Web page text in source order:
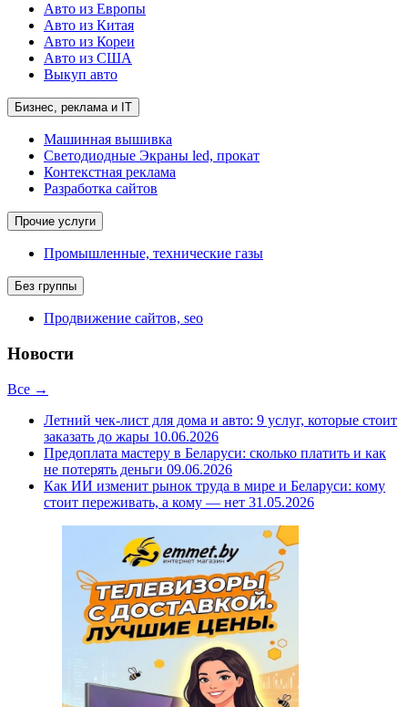
Авто из Европы
Авто из Китая
Авто из Кореи
Авто из США
Выкуп авто
Бизнес, реклама и IT
Машинная вышивка
Светодиодные Экраны led, прокат
Контекстная реклама
Разработка сайтов
Прочие услуги
Промышленные, технические газы
Без группы
Продвижение сайтов, seo
Новости
Все →
Летний чек-лист для дома и авто: 9 услуг, которые стоит
заказать до жары 10.06.2026
Предоплата мастеру в Беларуси: сколько платить и как
не потерять деньги 09.06.2026
Как ИИ изменит рынок труда в мире и Беларуси: кому
стоит переживать, а кому — нет 31.05.2026